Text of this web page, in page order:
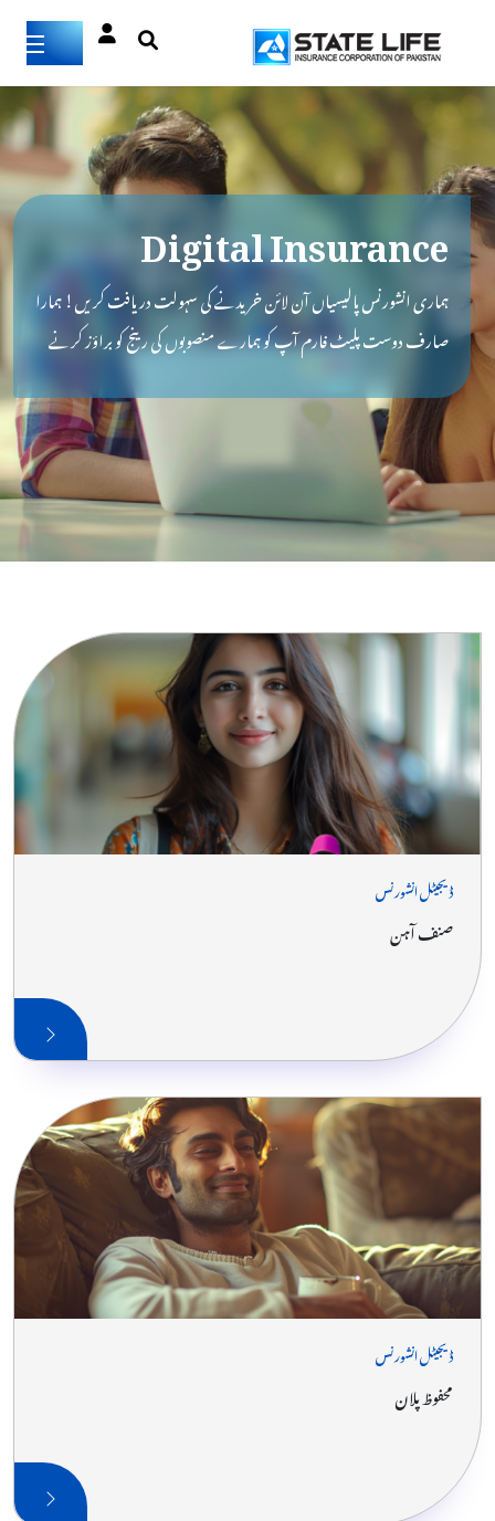
Digital Insurance
ہماری انشورنس پالیسیاں آن لائن خریدنے کی سہولت دریافت کریں! ہمارا
صارف دوست پلیٹ فارم آپ کو ہمارے منصوبوں کی رینج کو براؤز کرنے
اور اپنی ضروریات کے مطابق ایک کو منتخب کرنے کی اجازت دیتا ہے۔
تجویز کی تفصیلات کو بغیر کسی رکاوٹ کے مکمل کریں، محفوظ آن لائن ادائیگیاں
کریں، اور مکمل بیمہ ہونے کے ساتھ ذہنی سکون سے لطف اندوز ہوں۔ آج
ہی اپنے گھر کے آرام سے پریشانی سے پاک انشورنس شاپنگ کا تجربہ کریں!
ڈیجیٹل انشورنس
صنف آہن
ڈیجیٹل انشورنس
محفوظ پلان